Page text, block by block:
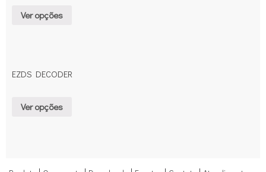
Ver opções
EZDS DECODER
Ver opções